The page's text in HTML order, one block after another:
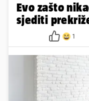
Evo zašto
sjediti
1